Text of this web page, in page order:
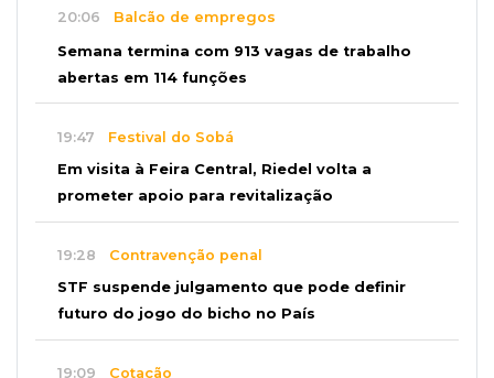
20:06 Balcão de empregos
Semana termina com 913 vagas de trabalho
abertas em 114 funções
19:47 Festival do Sobá
Em visita à Feira Central, Riedel volta a
prometer apoio para revitalização
19:28 Contravenção penal
STF suspende julgamento que pode definir
futuro do jogo do bicho no País
19:09 Cotação